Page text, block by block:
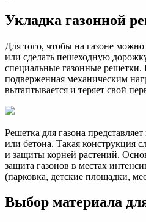
Укладка газонной
Для того, чтобы на газоне
или сделать пешеходную
специальные газонные решетки.
подверженная механическим
вытаптывается и теряет свой
Решетка для газона
или бетона. Такая конструкция
и защиты корней растений.
защита газонов в местах
(парковка, детские площадки,
Выбор материала